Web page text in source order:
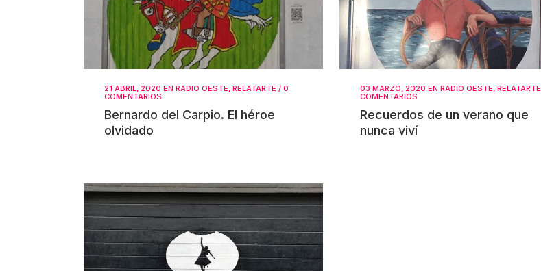
21 ABRIL, 2020 EN RADIO OESTE, RELATARTE / 0
COMENTARIOS
Bernardo del Carpio. El héroe
olvidado
03 MARZO, 2020 EN RADIO OESTE, RELATARTE
COMENTARIOS
Recuerdos de un verano que
nunca viví